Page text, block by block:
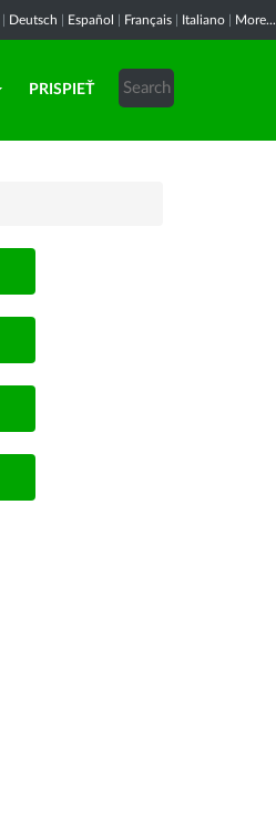
Deutsch Español Français Italiano More...
PRISPIEŤ